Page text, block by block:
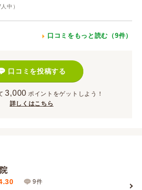
人中）
口コミをもっと読む（9件）
口コミを投稿する
3,000 ポイント をゲットしよう！
詳しくはこちら
9件